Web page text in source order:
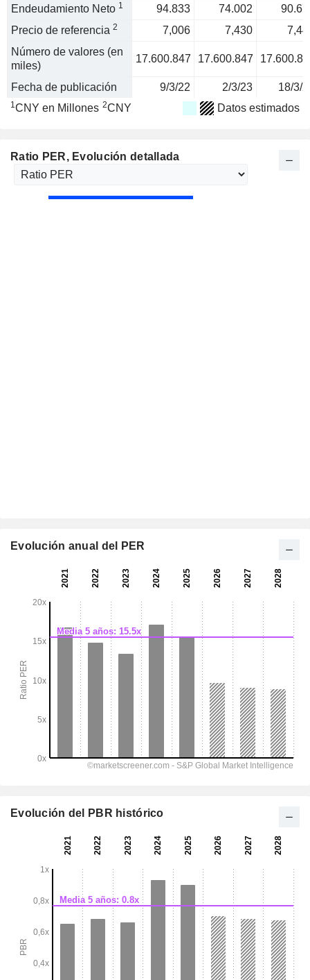
Endeudamiento Neto 1 94.833 74.002
Precio de referencia 2 7,006 7,430
Número de valores (en
miles)
17.600.847 17.600.847
Fecha de publicación 9/3/22 2/3/23 18/3/
1CNY en Millones 2CNY Datos estimados
Ratio PER, Evolución detallada
Evolución anual del PER
Evolución del PBR histórico